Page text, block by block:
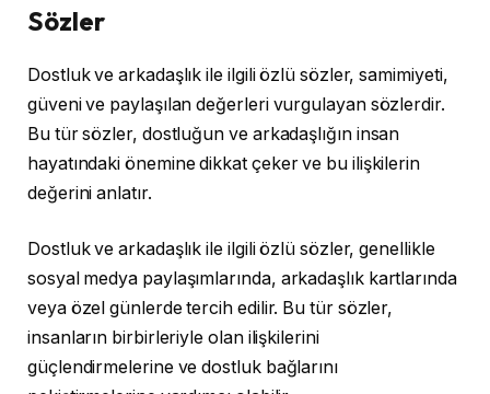
Sözler
Dostluk ve arkadaşlık ile ilgili özlü sözler, samimiyeti,
güveni ve paylaşılan değerleri vurgulayan sözlerdir.
Bu tür sözler, dostluğun ve arkadaşlığın insan
hayatındaki önemine dikkat çeker ve bu ilişkilerin
değerini anlatır.
Dostluk ve arkadaşlık ile ilgili özlü sözler, genellikle
sosyal medya paylaşımlarında, arkadaşlık kartlarında
veya özel günlerde tercih edilir. Bu tür sözler,
insanların birbirleriyle olan ilişkilerini
güçlendirmelerine ve dostluk bağlarını